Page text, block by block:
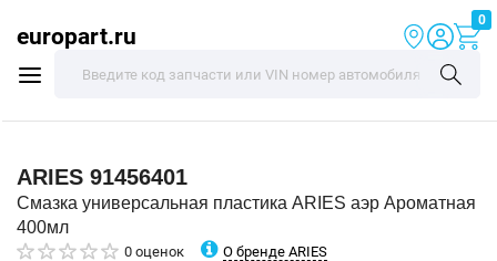
europart.ru
0
ARIES 91456401
Смазка универсальная пластика ARIES аэр Ароматная
400мл
0 оценок О бренде ARIES